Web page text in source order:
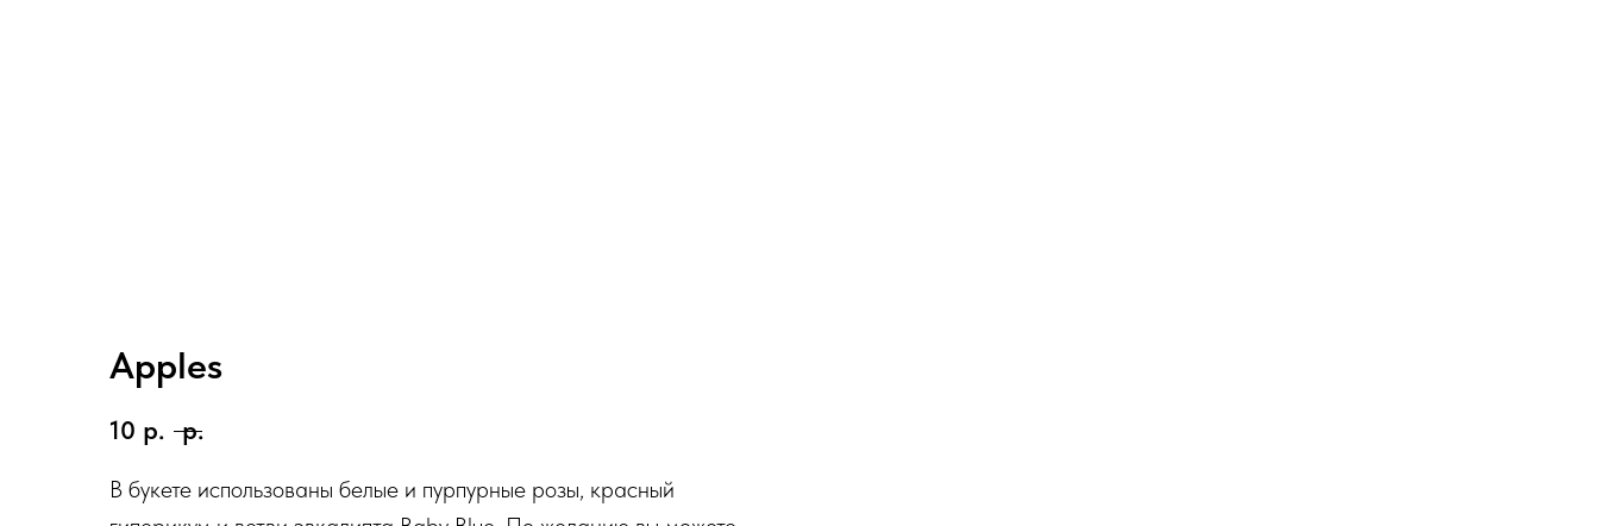
Apples
10 р. р.
В букете использованы белые и пурпурные розы, красный